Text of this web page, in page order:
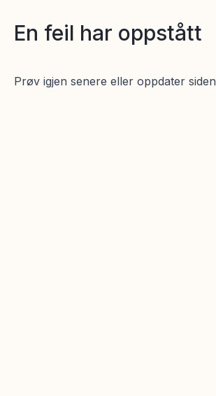
En feil har oppstått
Prøv igjen senere eller oppdater siden